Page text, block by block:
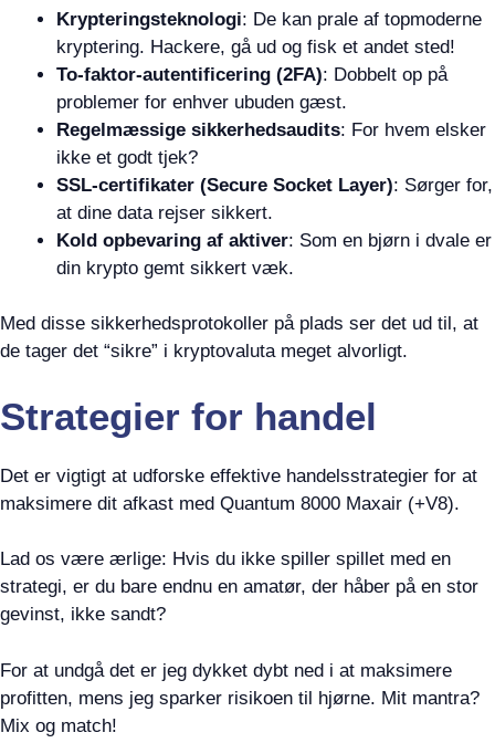
Krypteringsteknologi: De kan prale af topmoderne
kryptering. Hackere, gå ud og fisk et andet sted!
To-faktor-autentificering (2FA): Dobbelt op på
problemer for enhver ubuden gæst.
Regelmæssige sikkerhedsaudits: For hvem elsker
ikke et godt tjek?
SSL-certifikater (Secure Socket Layer): Sørger for,
at dine data rejser sikkert.
Kold opbevaring af aktiver: Som en bjørn i dvale er
din krypto gemt sikkert væk.
Med disse sikkerhedsprotokoller på plads ser det ud til, at
de tager det “sikre” i kryptovaluta meget alvorligt.
Strategier for handel
Det er vigtigt at udforske effektive handelsstrategier for at
maksimere dit afkast med Quantum 8000 Maxair (+V8).
Lad os være ærlige: Hvis du ikke spiller spillet med en
strategi, er du bare endnu en amatør, der håber på en stor
gevinst, ikke sandt?
For at undgå det er jeg dykket dybt ned i at maksimere
profitten, mens jeg sparker risikoen til hjørne. Mit mantra?
Mix og match!